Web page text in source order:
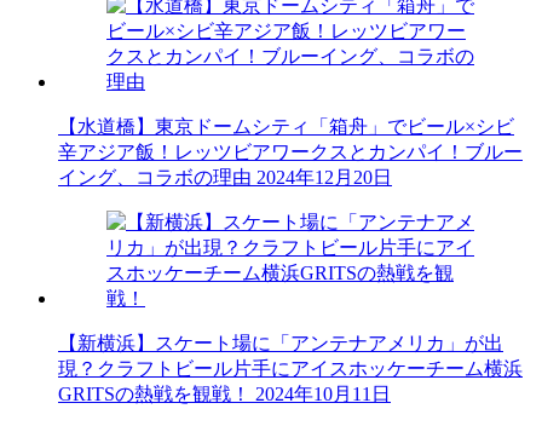
【水道橋】東京ドームシティ「箱舟」でビール×シビ
辛アジア飯！レッツビアワークスとカンパイ！ブルー
イング、コラボの理由 2024年12月20日
【新横浜】スケート場に「アンテナアメリカ」が出
現？クラフトビール片手にアイスホッケーチーム横浜
GRITSの熱戦を観戦！
2024年10月11日